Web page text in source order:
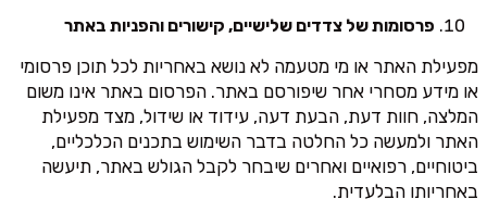
פרסומות של צדדים שלישיים, קישורים והפניות באתר
מפעילת האתר או מי מטעמה לא נושא באחריות לכל תוכן פרסומי
או מידע מסחרי אחר שיפורסם באתר. הפרסום באתר אינו משום
המלצה, חוות דעת, הבעת דעה, עידוד או שידול, מצד מפעילת
האתר ולמעשה כל החלטה בדבר השימוש בתכנים הכלכליים,
ביטוחיים, רפואיים ואחרים שיבחר לקבל הגולש באתר, תיעשה
באחריותו הבלעדית.